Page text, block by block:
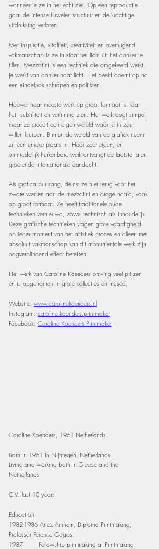
wanneer je ze in het echt ziet. Op een reproductie
gaat de intense fluwelen structuur en de krachtige
uitdrukking verloren.
Met inspiratie, vitaliteit, creativiteit en overtuigend
vakmanschap is ze in staat het licht uit het donker te
tillen. Mezzotint is een techniek die omgekeerd werkt,
je werkt van donker naar licht. Het beeld doemt op na
een eindeloos schrapen en polijsten.
Hoewel haar meeste werk op groot formaat is, laat
het  subtiliteit en verfijning zien. Het werk oogt simpel,
maar ze creëert een eigen wereld waar je in zou
willen kruipen. Binnen de wereld van de grafiek neemt
zij een unieke plaats in. Haar zeer eigen, en
onmiddellijk herkenbare werk ontvangt de laatste jaren
groeiende internationale aandacht.
Als grafica pur sang, deinst ze niet terug voor het
zware werken aan de mezzotint en droge naald; vaak
op groot formaat. Ze heeft traditionele oude
technieken vernieuwd, zowel technisch als inhoudelijk.
Deze grafische technieken vragen grote vaardigheid
op ieder moment van het artistiek proces en alleen met
absoluut vakmanschap kan dit monumentale werk zijn
oogverblindend effect bereiken.
Het werk van Caroline Koenders ontving veel prijzen
en is opgenomen in grote collecties en musea.
Website: www.carolinekoenders.nl
Instagram: caroline.koenders.printmaker
Facebook: Caroline Koenders Printmaker
Caroline Koenders, 1961 Netherlands.
Born in 1961 in Nijmegen, Netherlands.
Living and working both in Greece and the
Netherlands
C.V. last 10 years
Education
1982-1986 Artez Arnhem, Diploma Printmaking,
Professor Ference Gögos.
1987        Fellowship printmaking at Printmaking